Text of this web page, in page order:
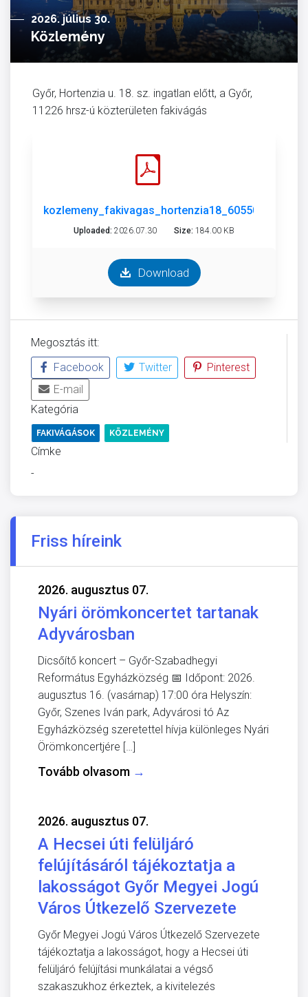
2026. július 30.
Közlemény
Győr, Hortenzia u. 18. sz. ingatlan előtt, a Győr,
11226 hrsz-ú közterületen fakivágás
kozlemeny_fakivagas_hortenzia18_60550.pdf
Uploaded: 2026.07.30 Size: 184.00 KB
Download
Megosztás itt:
Facebook
Twitter
Pinterest
E-mail
Kategória
FAKIVÁGÁSOK KÖZLEMÉNY
Címke
-
Friss híreink
2026. augusztus 07.
Nyári örömkoncertet tartanak
Adyvárosban
Dicsőítő koncert – Győr-Szabadhegyi
Református Egyházközség 📅 Időpont: 2026.
augusztus 16. (vasárnap) 17:00 óra Helyszín:
Győr, Szenes Iván park, Adyvárosi tó Az
Egyházközség szeretettel hívja különleges Nyári
Örömkoncertjére […]
Tovább olvasom →
2026. augusztus 07.
A Hecsei úti felüljáró
felújításáról tájékoztatja a
lakosságot Győr Megyei Jogú
Város Útkezelő Szervezete
Győr Megyei Jogú Város Útkezelő Szervezete
tájékoztatja a lakosságot, hogy a Hecsei úti
felüljáró felújítási munkálatai a végső
szakaszukhoz érkeztek, a kivitelezés